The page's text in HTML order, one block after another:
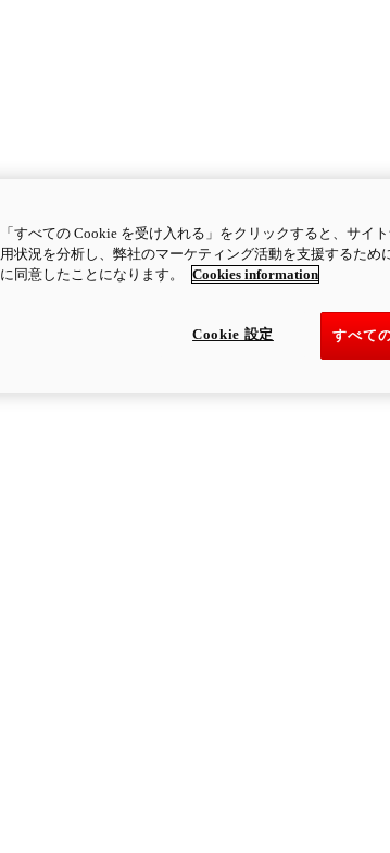
「すべての Cookie を受け入れる」をクリックすると、サイ
用状況を分析し、弊社のマーケティング活動を支援するため
に同意したことになります。
Cookies information
すべて
Cookie 設定